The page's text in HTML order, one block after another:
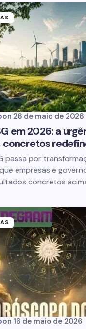
on 26 de maio de 2026
em 2026: a
concretos
passa por
empresas e
concretos
on 16 de maio de 2026